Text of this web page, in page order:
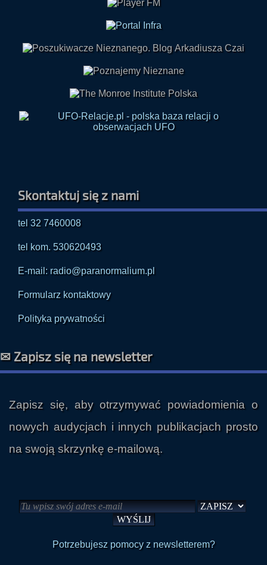
Skontaktuj się z nami
tel 32 7460008
tel kom. 530620493
E-mail: radio@paranormalium.pl
Formularz kontaktowy
Polityka prywatności
✉ Zapisz się na newsletter
Zapisz się, aby otrzymywać powiadomienia o
nowych audycjach i innych publikacjach prosto
na swoją skrzynkę e-mailową.
Potrzebujesz pomocy z newsletterem?